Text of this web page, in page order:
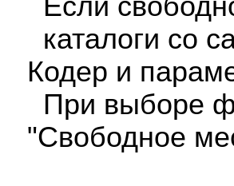
Если
каталоги со
Кодер и
При выборе
"Свободное